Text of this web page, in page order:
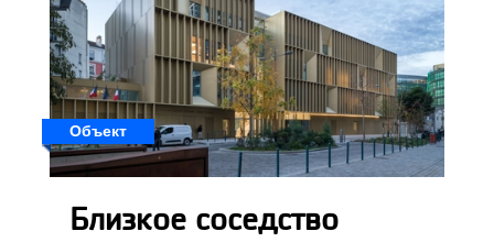
Объект
Близкое соседство